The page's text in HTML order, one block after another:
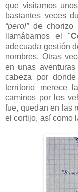
que visitamos
bastantes veces
“perol” de chorizo
llamábamos el "
adecuada gestión
nombres. Otras
en unas
cabeza por
territorio merece
caminos por los
fue, quedan en las
el cortijo, así como